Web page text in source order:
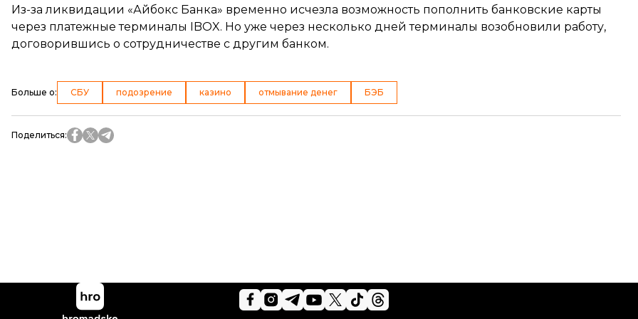
Из-за ликвидации «Айбокс Банка» временно исчезла возможность пополнить банковские карты
через платежные терминалы IBOX. Но уже через несколько дней терминалы возобновили работу,
договорившись о сотрудничестве с другим банком.
Больше о: СБУ подозрение казино отмывание денег БЭБ
Поделиться: